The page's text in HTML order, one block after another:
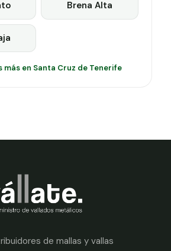
Brena Alta
más en Santa Cruz de Tenerife
de mallas y vallas